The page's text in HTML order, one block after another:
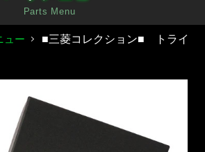
Parts Menu
ュー
■三菱コレクション■ トライ